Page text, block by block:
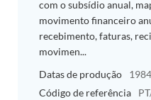
com o subsídio anual,
movimento financeiro
recebimento, faturas,
movimen...
Datas de produção
Código de referência